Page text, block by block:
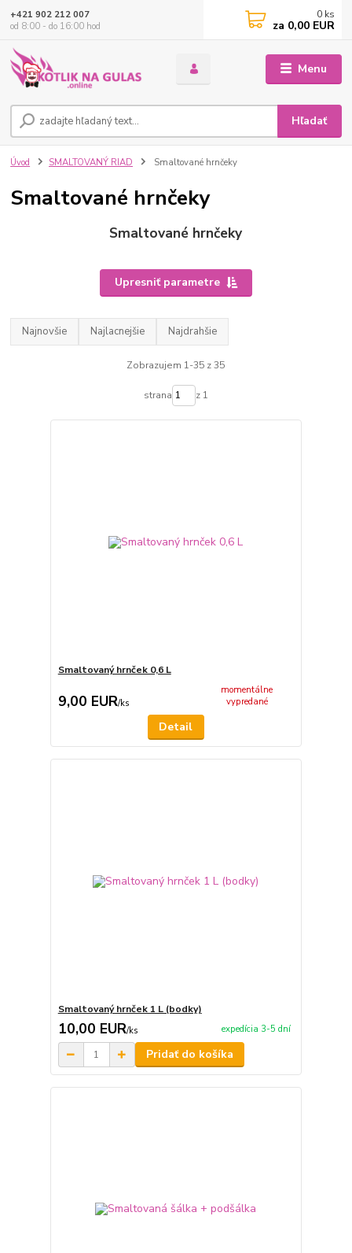
Menu
Hľadať
+421 902 212 007
od 8:00 - do 16:00 hod
0 ks
za 0,00 EUR
Úvod SMALTOVANÝ RIAD Smaltované hrnčeky
Smaltované hrnčeky
Smaltované hrnčeky
Upresniť parametre
Najnovšie Najlacnejšie Najdrahšie
Zobrazujem 1-35 z 35
strana z 1
Smaltovaný hrnček 0,6 L
9,00 EUR/ks
momentálne
vypredané
Detail
Smaltovaný hrnček 1 L (bodky)
10,00 EUR/ks expedícia 3-5 dní
Pridať do košíka